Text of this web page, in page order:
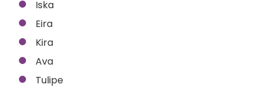
Iska
Eira
Kira
Ava
Tulipe